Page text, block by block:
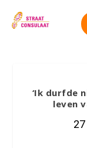
‘Ik durfde
leven